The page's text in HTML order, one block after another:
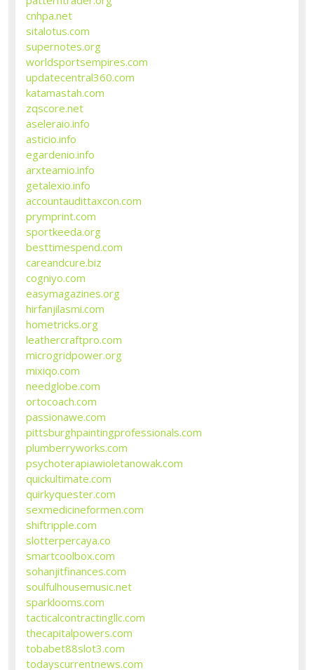
cnhpa.net
sitalotus.com
supernotes.org
worldsportsempires.com
updatecentral360.com
katamastah.com
zqscore.net
aseleraio.info
asticio.info
egardenio.info
arxteamio.info
getalexio.info
accountaudittaxcon.com
prymprint.com
sportkeeda.org
besttimespend.com
careandcure.biz
cogniyo.com
easymagazines.org
hirfanjilasmi.com
hometricks.org
leathercraftpro.com
microgridpower.org
mixiqo.com
needglobe.com
ortocoach.com
passionawe.com
pittsburghpaintingprofessionals.com
plumberryworks.com
psychoterapiawioletanowak.com
quickultimate.com
quirkyquester.com
sexmedicineformen.com
shiftripple.com
slotterpercaya.co
smartcoolbox.com
sohanjitfinances.com
soulfulhousemusic.net
sparklooms.com
tacticalcontractingllc.com
thecapitalpowers.com
tobabet88slot3.com
todayscurrentnews.com